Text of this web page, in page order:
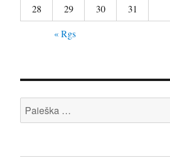
28
29 30
31
« Rgs
Ieškoti: